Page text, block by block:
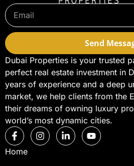
Send
Dubai Properties is your trusted
perfect real estate investment in
years of experience and a deep
market, we help clients from the
their dreams of owning luxury
world’s most dynamic cities.
Home